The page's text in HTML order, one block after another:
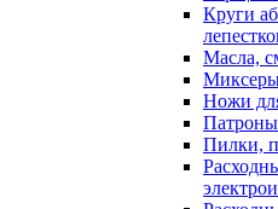
Круги
Масла,
Миксеры
Ножи
Патроны
Пилки,